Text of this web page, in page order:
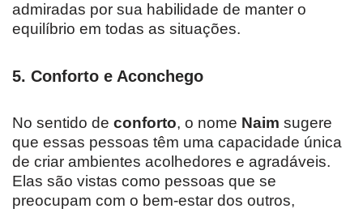
admiradas por sua habilidade de manter o
equilíbrio em todas as situações.
5. Conforto e Aconchego
No sentido de conforto, o nome Naim sugere
que essas pessoas têm uma capacidade única
de criar ambientes acolhedores e agradáveis.
Elas são vistas como pessoas que se
preocupam com o bem-estar dos outros,